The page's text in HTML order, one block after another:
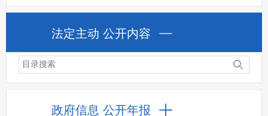
法定主动 公开内容
政府信息 公开年报